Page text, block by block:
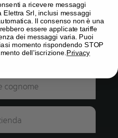
nostri prodotti o
sui nostri
sottostante e il
il prima
a ricevere messaggi
Elettra Srl, inclusi messaggi
Il consenso non è una
essere applicate tariffe
dei messaggi varia. Puoi
momento rispondendo STOP
dell'iscrizione. Privacy